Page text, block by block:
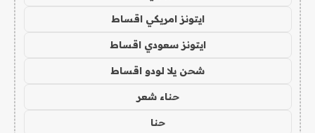
ايتونز امريكي اقساط
ايتونز سعودي اقساط
شحن يلا لودو اقساط
حناء شعر
حنا